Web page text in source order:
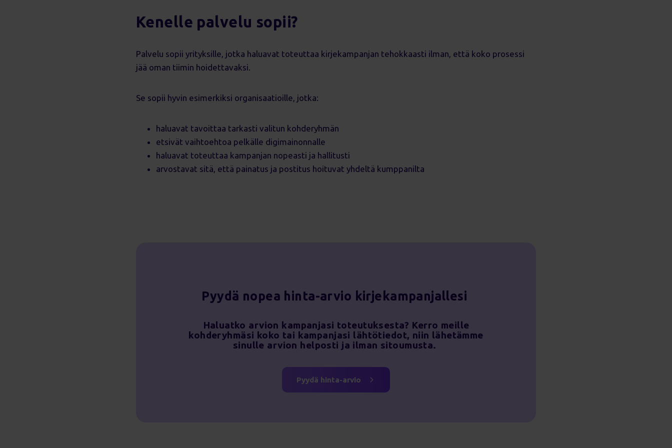
Kenelle palvelu sopii?
Palvelu sopii yrityksille, jotka haluavat toteuttaa kirjekampanjan tehokkaasti ilman, että koko prosessi
jää oman tiimin hoidettavaksi.
Se sopii hyvin esimerkiksi organisaatioille, jotka:
haluavat tavoittaa tarkasti valitun kohderyhmän
etsivät vaihtoehtoa pelkälle digimainonnalle
haluavat toteuttaa kampanjan nopeasti ja hallitusti
arvostavat sitä, että painatus ja postitus hoituvat yhdeltä kumppanilta
Pyydä nopea hinta-arvio kirjekampanjallesi
Haluatko arvion kampanjasi toteutuksesta? Kerro meille
kohderyhmäsi koko tai kampanjasi lähtötiedot, niin lähetämme
sinulle arvion helposti ja ilman sitoumusta.
Pyydä hinta-arvio